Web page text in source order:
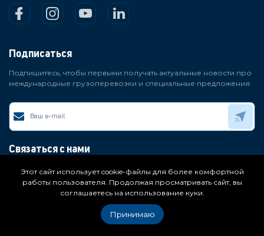
Подписаться
Подпишитесь, чтобы первыми получать актуальные новости про
международные грузоперевозки и специальные предложения
Связаться с нами
Напишите нам в удобный способ и мы свяжемся с вами в
ближайшее время
Этот сайт использует cookie-файлы для более комфортной
работы пользователя. Продолжая просматривать сайт, вы
соглашаетесь на использование куки.
Принимаю